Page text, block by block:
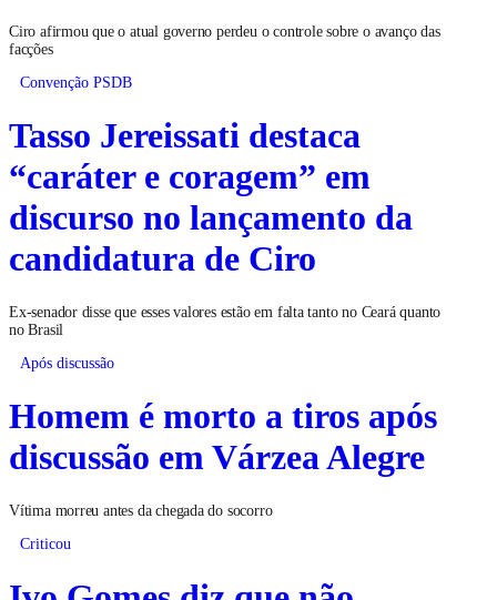
Ciro afirmou que o atual governo perdeu o controle sobre o avanço das
facções
Convenção PSDB
Tasso Jereissati destaca
“caráter e coragem” em
discurso no lançamento da
candidatura de Ciro
Ex-senador disse que esses valores estão em falta tanto no Ceará quanto
no Brasil
Após discussão
Homem é morto a tiros após
discussão em Várzea Alegre
Vítima morreu antes da chegada do socorro
Criticou